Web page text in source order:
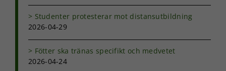
Studenter protesterar mot distansutbildning
2026-04-29
Fötter ska tränas specifikt och medvetet
2026-04-24
kommer viss
funktionalitet